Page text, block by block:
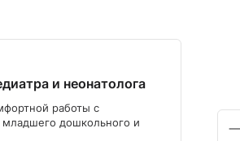
и неонатолога
работы с
младшего дошкольного и